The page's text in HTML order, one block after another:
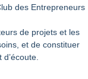
des Entrepreneurs
de projets et les
et de constituer